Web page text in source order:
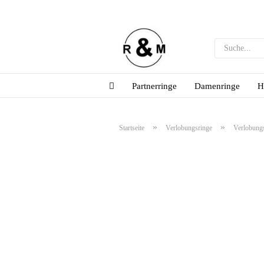
Partnerringe Damenringe
Startseite » Verlobungsringe »